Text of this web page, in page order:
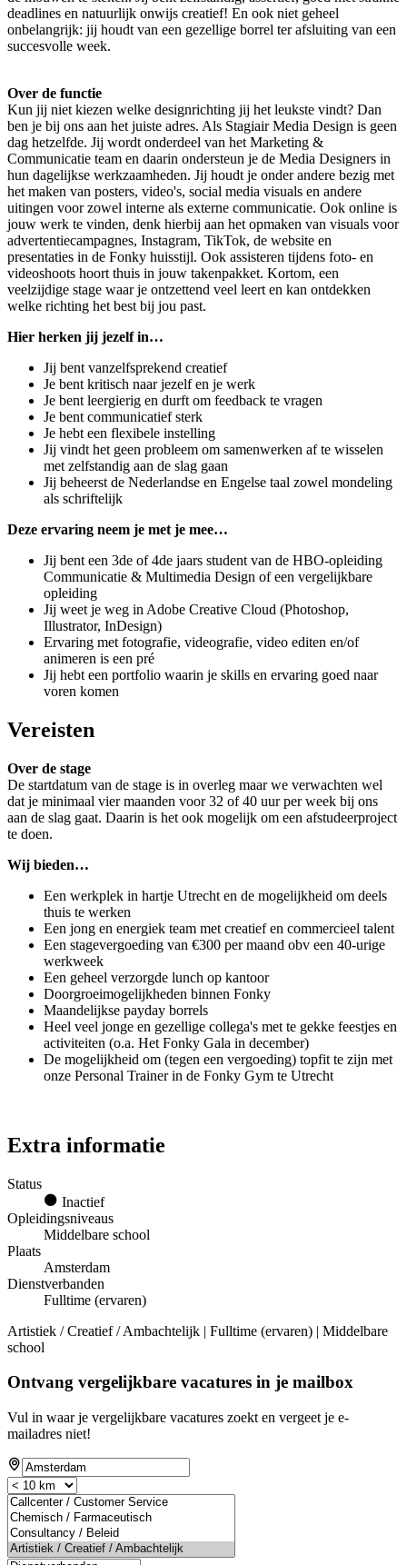
deadlines en natuurlijk onwijs creatief! En ook niet geheel
onbelangrijk: jij houdt van een gezellige borrel ter afsluiting van een
succesvolle week.
Over de functie
Kun jij niet kiezen welke designrichting jij het leukste vindt? Dan
ben je bij ons aan het juiste adres. Als Stagiair Media Design is geen
dag hetzelfde. Jij wordt onderdeel van het Marketing &
Communicatie team en daarin ondersteun je de Media Designers in
hun dagelijkse werkzaamheden. Jij houdt je onder andere bezig met
het maken van posters, video's, social media visuals en andere
uitingen voor zowel interne als externe communicatie. Ook online is
jouw werk te vinden, denk hierbij aan het opmaken van visuals voor
advertentiecampagnes, Instagram, TikTok, de website en
presentaties in de Fonky huisstijl. Ook assisteren tijdens foto- en
videoshoots hoort thuis in jouw takenpakket. Kortom, een
veelzijdige stage waar je ontzettend veel leert en kan ontdekken
welke richting het best bij jou past.
Hier herken jij jezelf in…
Jij bent vanzelfsprekend creatief
Je bent kritisch naar jezelf en je werk
Je bent leergierig en durft om feedback te vragen
Je bent communicatief sterk
Je hebt een flexibele instelling
Jij vindt het geen probleem om samenwerken af te wisselen
met zelfstandig aan de slag gaan
Jij beheerst de Nederlandse en Engelse taal zowel mondeling
als schriftelijk
Deze ervaring neem je met je mee…
Jij bent een 3de of 4de jaars student van de HBO-opleiding
Communicatie & Multimedia Design of een vergelijkbare
opleiding
Jij weet je weg in Adobe Creative Cloud (Photoshop,
Illustrator, InDesign)
Ervaring met fotografie, videografie, video editen en/of
animeren is een pré
Jij hebt een portfolio waarin je skills en ervaring goed naar
voren komen
Vereisten
Over de stage
De startdatum van de stage is in overleg maar we verwachten wel
dat je minimaal vier maanden voor 32 of 40 uur per week bij ons
aan de slag gaat. Daarin is het ook mogelijk om een afstudeerproject
te doen.
Wij bieden…
Een werkplek in hartje Utrecht en de mogelijkheid om deels
thuis te werken
Een jong en energiek team met creatief en commercieel talent
Een stagevergoeding van €300 per maand obv een 40-urige
werkweek
Een geheel verzorgde lunch op kantoor
Doorgroeimogelijkheden binnen Fonky
Maandelijkse payday borrels
Heel veel jonge en gezellige collega's met te gekke feestjes en
activiteiten (o.a. Het Fonky Gala in december)
De mogelijkheid om (tegen een vergoeding) topfit te zijn met
onze Personal Trainer in de Fonky Gym te Utrecht
Extra informatie
Status
Inactief
Opleidingsniveaus
Middelbare school
Plaats
Amsterdam
Dienstverbanden
Fulltime (ervaren)
Artistiek / Creatief / Ambachtelijk | Fulltime (ervaren) | Middelbare
school
Ontvang vergelijkbare vacatures in je mailbox
Vul in waar je vergelijkbare vacatures zoekt en vergeet je e-
mailadres niet!